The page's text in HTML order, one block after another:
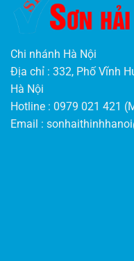
Chi nhánh Hà Nội
Địa chỉ : 332, Phố Vĩnh
Hà Nội
Hotline : 0979 021 421
Email :